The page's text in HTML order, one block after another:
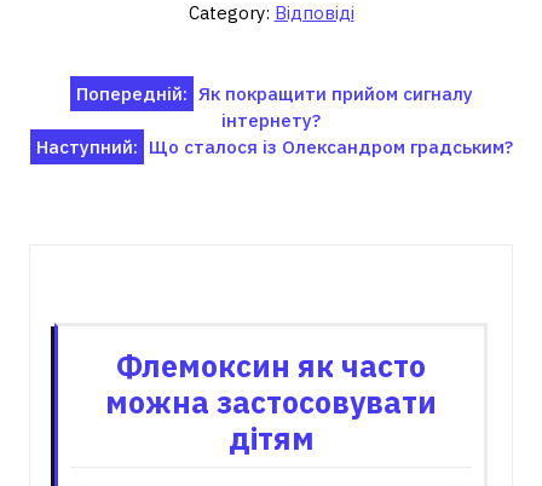
Category: Відповіді
Навігація
записів
Попередній: Як покращити прийом сигналу
інтернету?
Наступний: Що сталося із Олександром градським?
Флемоксин як часто
можна застосовувати
дітям